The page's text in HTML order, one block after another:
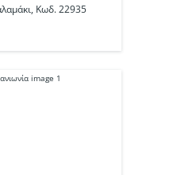
Κωδ. 22935